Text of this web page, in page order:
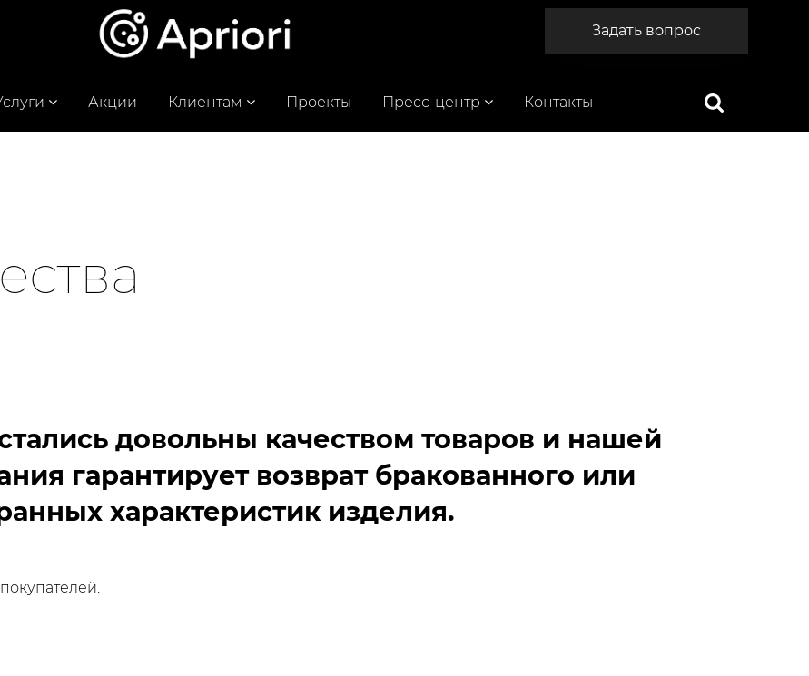
Задать вопрос
Акции Клиентам Проекты Пресс-центр Контакты
довольны качеством товаров и нашей
гарантирует возврат бракованного или
характеристик изделия.